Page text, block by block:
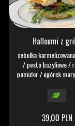
Halloumi z
cebulka
/ pesto bazyliowe /
pomidor / ogórek
39,00 PLN